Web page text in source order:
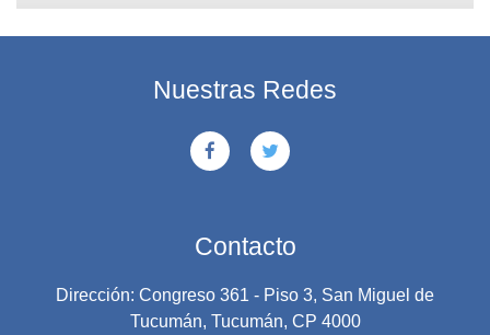
Nuestras Redes
Contacto
Dirección: Congreso 361 - Piso 3, San Miguel de
Tucumán, Tucumán, CP 4000